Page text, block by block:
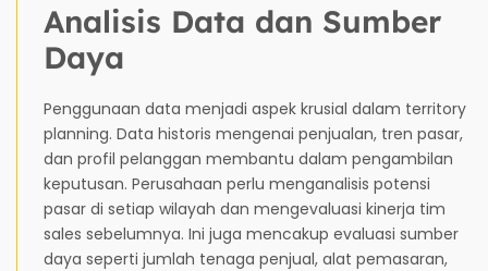
Analisis Data dan Sumber
Daya
Penggunaan data menjadi aspek krusial dalam territory
planning. Data historis mengenai penjualan, tren pasar,
dan profil pelanggan membantu dalam pengambilan
keputusan. Perusahaan perlu menganalisis potensi
pasar di setiap wilayah dan mengevaluasi kinerja tim
sales sebelumnya. Ini juga mencakup evaluasi sumber
daya seperti jumlah tenaga penjual, alat pemasaran,